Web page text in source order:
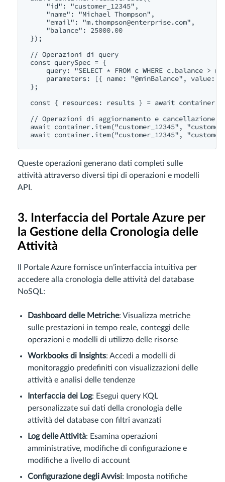
    "id": "customer_12345",
    "name": "Michael Thompson",
    "email": "
m.thompson@enterprise.com",
    "balance": 25000.00
});
// Operazioni di query
const querySpec = {
query: "SELECT * FROM c WHERE c.balance >
parameters: [{ name: "@minBalance", value:
};
const { resources: results } = await
// Operazioni di aggiornamento e cancellazione
await container.item("customer_12345",
Queste operazioni generano dati completi sulle
attività attraverso diversi tipi di operazioni e modelli
API.
3. Interfaccia del Portale Azure per
la Gestione della Cronologia delle
Attività
Il Portale Azure fornisce un’interfaccia intuitiva per
accedere alla cronologia delle attività del database
NoSQL:
Dashboard delle Metriche: Visualizza metriche
sulle prestazioni in tempo reale, conteggi delle
operazioni e modelli di utilizzo delle risorse
Workbooks di Insights: Accedi a modelli di
monitoraggio predefiniti con visualizzazioni delle
attività e analisi delle tendenze
Interfaccia dei Log: Esegui query KQL
personalizzate sui dati della cronologia delle
attività del database con filtri avanzati
Log delle Attività: Esamina operazioni
amministrative, modifiche di configurazione e
modifiche a livello di account
Configurazione degli Avvisi: Imposta notifiche